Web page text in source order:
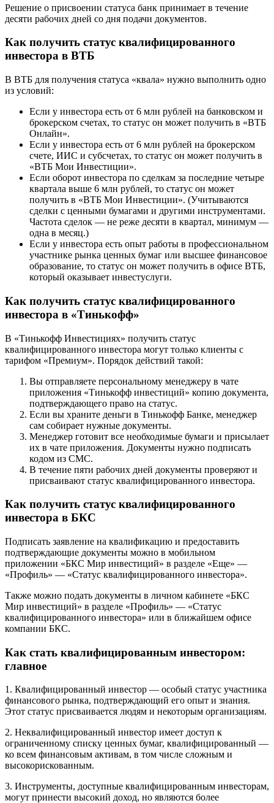
Решение о присвоении статуса банк принимает в течение
десяти рабочих дней со дня подачи документов.
Как получить статус квалифицированного
инвестора в ВТБ
В ВТБ для получения статуса «квала» нужно выполнить одно
из условий:
Если у инвестора есть от 6 млн рублей на банковском и
брокерском счетах, то статус он может получить в «ВТБ
Онлайн».
Если у инвестора есть от 6 млн рублей на брокерском
счете, ИИС и субсчетах, то статус он может получить в
«ВТБ Мои Инвестиции».
Если оборот инвестора по сделкам за последние четыре
квартала выше 6 млн рублей, то статус он может
получить в «ВТБ Мои Инвестиции». (Учитываются
сделки с ценными бумагами и другими инструментами.
Частота сделок — не реже десяти в квартал, минимум —
одна в месяц.)
Если у инвестора есть опыт работы в профессиональном
участнике рынка ценных бумаг или высшее финансовое
образование, то статус он может получить в офисе ВТБ,
который оказывает инвестуслуги.
Как получить статус квалифицированного
инвестора в «Тинькофф»
В «Тинькофф Инвестициях» получить статус
квалифицированного инвестора могут только клиенты с
тарифом «Премиум». Порядок действий такой:
Вы отправляете персональному менеджеру в чате
приложения «Тинькофф инвестиций» копию документа,
подтверждающего право на статус.
Если вы храните деньги в Тинькофф Банке, менеджер
сам собирает нужные документы.
Менеджер готовит все необходимые бумаги и присылает
их в чате приложения. Документы нужно подписать
кодом из СМС.
В течение пяти рабочих дней документы проверяют и
присваивают статус квалифицированного инвестора.
Как получить статус квалифицированного
инвестора в БКС
Подписать заявление на квалификацию и предоставить
подтверждающие документы можно в мобильном
приложении «БКС Мир инвестиций» в разделе «Еще» —
«Профиль» — «Статус квалифицированного инвестора».
Также можно подать документы в личном кабинете «БКС
Мир инвестиций» в разделе «Профиль» — «Статус
квалифицированного инвестора» или в ближайшем офисе
компании БКС.
Как стать квалифицированным инвестором:
главное
1. Квалифицированный инвестор — особый статус участника
финансового рынка, подтверждающий его опыт и знания.
Этот статус присваивается людям и некоторым организациям.
2. Неквалифицированный инвестор имеет доступ к
ограниченному списку ценных бумаг, квалифицированный —
ко всем финансовым активам, в том числе сложным и
высокорискованным.
3. Инструменты, доступные квалифицированным инвесторам,
могут принести высокий доход, но являются более